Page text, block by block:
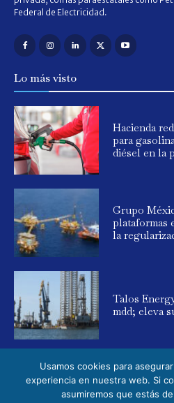
Federal de Electricidad.
Lo más visto
Hacienda
para
diésel en la
Grupo
plataformas
la
Talos
mdd; eleva
Usamos cookies para
experiencia en nuestra web. Si
asumiremos que estás